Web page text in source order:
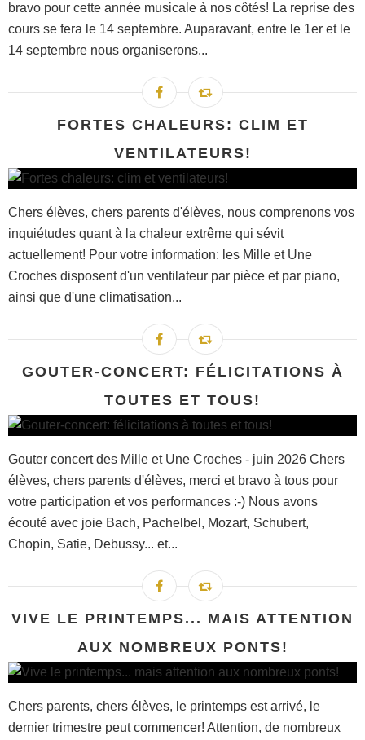
bravo pour cette année musicale à nos côtés! La reprise des
cours se fera le 14 septembre. Auparavant, entre le 1er et le
14 septembre nous organiserons...
FORTES CHALEURS: CLIM ET
VENTILATEURS!
Chers élèves, chers parents d'élèves, nous comprenons vos
inquiétudes quant à la chaleur extrême qui sévit
actuellement! Pour votre information: les Mille et Une
Croches disposent d'un ventilateur par pièce et par piano,
ainsi que d'une climatisation...
GOUTER-CONCERT: FÉLICITATIONS À
TOUTES ET TOUS!
Gouter concert des Mille et Une Croches - juin 2026 Chers
élèves, chers parents d'élèves, merci et bravo à tous pour
votre participation et vos performances :-) Nous avons
écouté avec joie Bach, Pachelbel, Mozart, Schubert,
Chopin, Satie, Debussy... et...
VIVE LE PRINTEMPS... MAIS ATTENTION
AUX NOMBREUX PONTS!
Chers parents, chers élèves, le printemps est arrivé, le
dernier trimestre peut commencer! Attention, de nombreux